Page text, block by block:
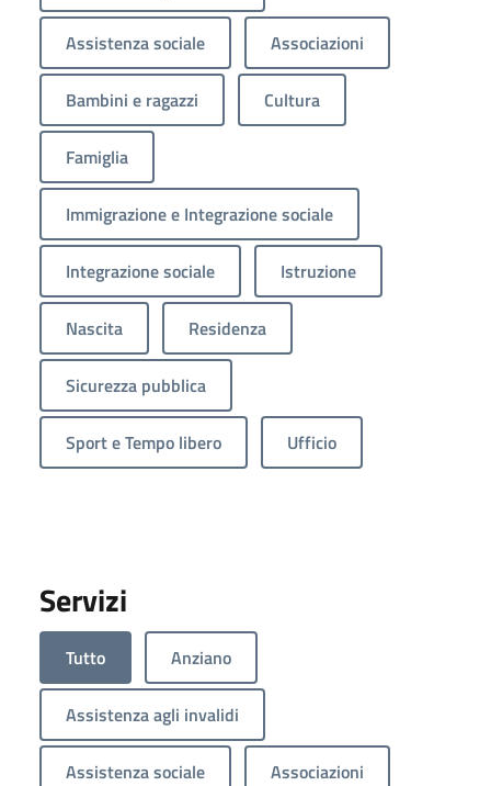
Assistenza sociale Associazioni
Bambini e ragazzi Cultura
Famiglia
Immigrazione e Integrazione sociale
Integrazione sociale Istruzione
Nascita Residenza
Sicurezza pubblica
Sport e Tempo libero Ufficio
Servizi
Tutto Anziano
Assistenza agli invalidi
Assistenza sociale Associazioni